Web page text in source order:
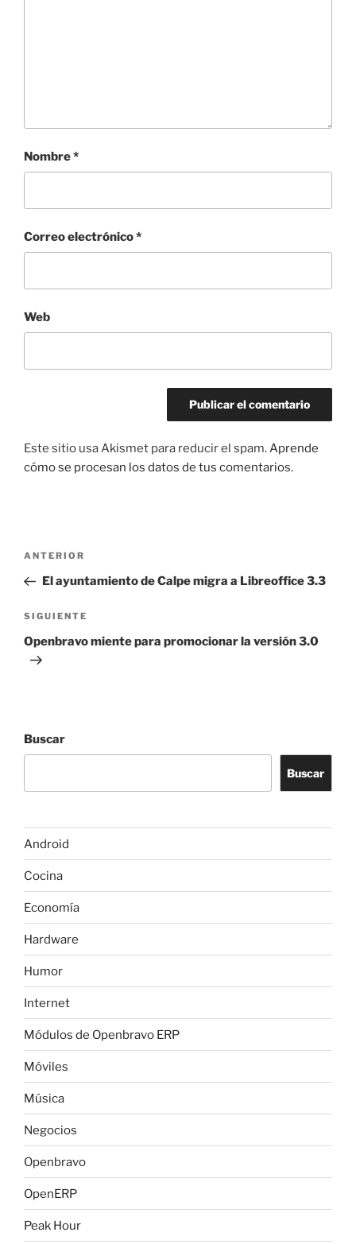
Nombre*
Correo electrónico*
Web
Este sitio usa Akismet para reducir el spam.Aprende
cómo se procesan los datos de tus comentarios.
Navegación
entradas
Entrada
anterior:
ANTERIOR
El ayuntamiento de Calpe migra a Libreoffice 3.3
Siguiente
entrada
SIGUIENTE
Openbravo miente para promocionar la versión 3.0
Buscar
Buscar
Android
Cocina
Economía
Hardware
Humor
Internet
Módulos de Openbravo ERP
Móviles
Música
Negocios
Openbravo
OpenERP
Peak Hour